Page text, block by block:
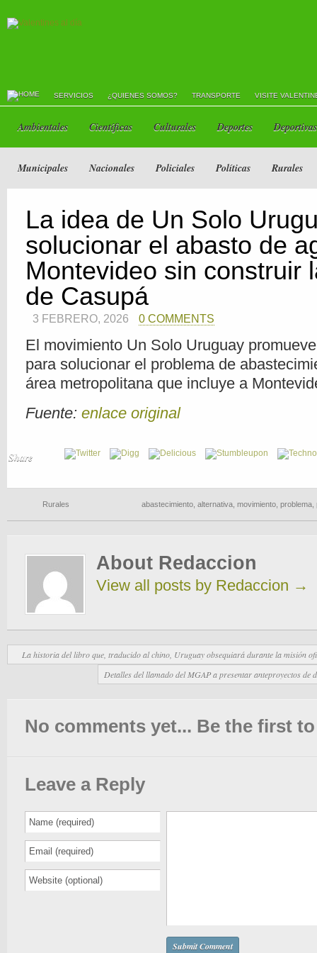
SERVICIOS ¿QUIENES SOMOS? TRANSPORTE VISITE
Ambientales Científicas Culturales Deportes Deportivas
Municipales Nacionales Policiales Políticas Rurales
La idea de Un Solo
solucionar el abasto de
Montevideo sin construir
de Casupá
3 FEBRERO, 2026 0 COMMENTS
El movimiento Un Solo Uruguay
para solucionar el problema de
área metropolitana que incluye a
Fuente: enlace original
Share
Rurales abastecimiento alternativa movimiento problema
About Redaccion
View all posts by Redaccion →
La historia del libro que, traducido al chino, Uruguay obsequiará durante la misión
Detalles del llamado del MGAP a presentar anteproyectos de
No comments yet... Be the first
Leave a Reply